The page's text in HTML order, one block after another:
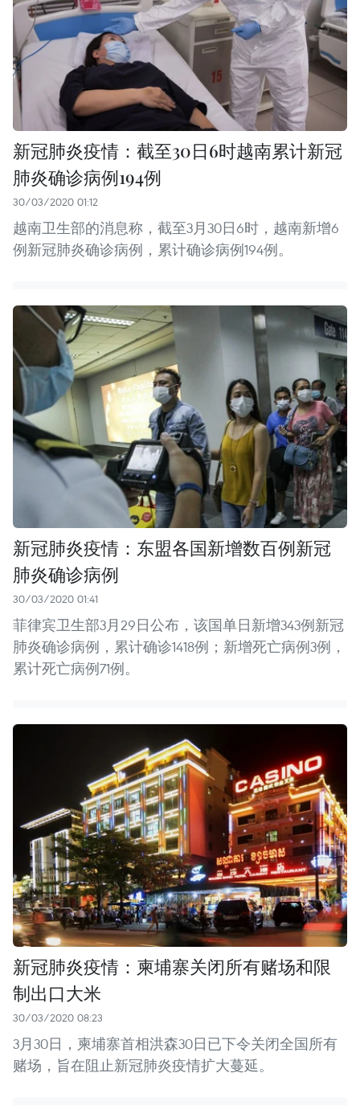
新冠肺炎疫情：截至30日6时越南累计新冠
肺炎确诊病例194例
30/03/2020 01:12
越南卫生部的消息称，截至3月30日6时，越南新增6
例新冠肺炎确诊病例，累计确诊病例194例。
新冠肺炎疫情：东盟各国新增数百例新冠
肺炎确诊病例
30/03/2020 01:41
菲律宾卫生部3月29日公布，该国单日新增343例新冠
肺炎确诊病例，累计确诊1418例；新增死亡病例3例，
累计死亡病例71例。
新冠肺炎疫情：柬埔寨关闭所有赌场和限
制出口大米
30/03/2020 08:23
3月30日，柬埔寨首相洪森30日已下令关闭全国所有
赌场，旨在阻止新冠肺炎疫情扩大蔓延。